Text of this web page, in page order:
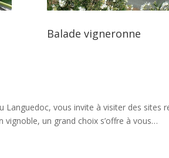
Balade vigneronne
Languedoc, vous invite à visiter des
un grand choix s’offre à vous…